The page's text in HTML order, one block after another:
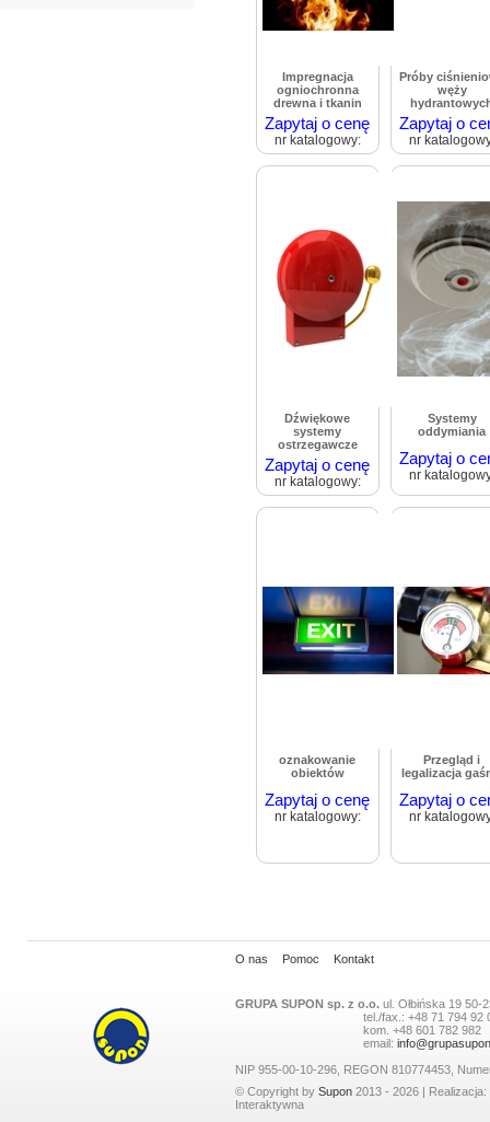
Impregnacja
ogniochronna
drewna i tkanin
Zapytaj o cenę
nr katalogowy:
Próby
węży
Zapytaj o
nr
Dźwiękowe
systemy
ostrzegawcze
Zapytaj o cenę
nr katalogowy:
Systemy
oddymiania
Zapytaj o
nr
oznakowanie
obiektów
Zapytaj o cenę
nr katalogowy:
Przegląd i
legalizacja
Zapytaj o
nr
O nas Pomoc Kontakt
GRUPA SUPON sp. z o.o. ul. Ołbińska 19 50-
tel./fax.: +48 71 794 92
kom. +48 601 782 982
email:
NIP 955-00-10-296, REGON 810774453,
© Copyright by Supon 2013 - 2026 | Realizacja:
Interaktywna